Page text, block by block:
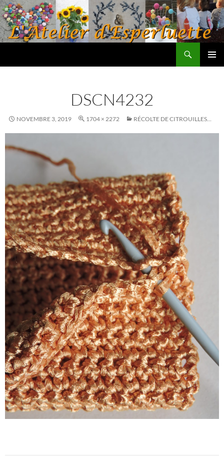
Aller
au
contenu
DSCN4232
NOVEMBRE 3, 2019 1704 × 2272 RÉCOLTE DE CITROUILLES…